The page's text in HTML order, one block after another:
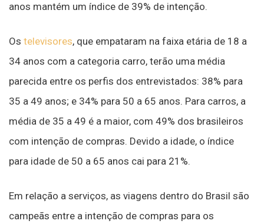
anos mantém um índice de 39% de intenção.
Os televisores, que empataram na faixa etária de 18 a
34 anos com a categoria carro, terão uma média
parecida entre os perfis dos entrevistados: 38% para
35 a 49 anos; e 34% para 50 a 65 anos. Para carros, a
média de 35 a 49 é a maior, com 49% dos brasileiros
com intenção de compras. Devido a idade, o índice
para idade de 50 a 65 anos cai para 21%.
Em relação a serviços, as viagens dentro do Brasil são
campeãs entre a intenção de compras para os